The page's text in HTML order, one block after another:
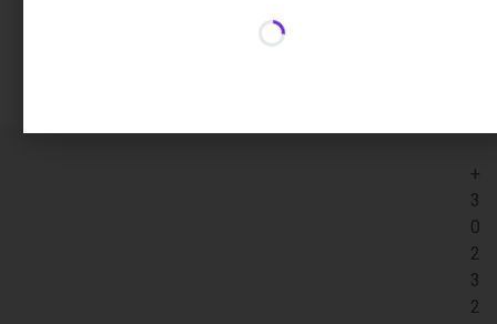
+
3
0
2
3
2